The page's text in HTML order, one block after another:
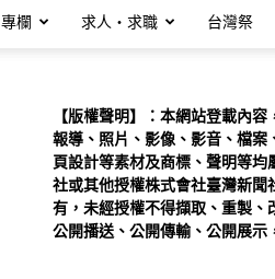
專欄 求人・求職 台灣祭
【版權聲明】：本網站登載內
報導、照片、影像、影音、檔案
頁設計等素材及商標、聲明等均
社或其他授權株式會社臺灣新聞
有，未經授權不得擷取、重製、
公開播送、公開傳輸、公開展示